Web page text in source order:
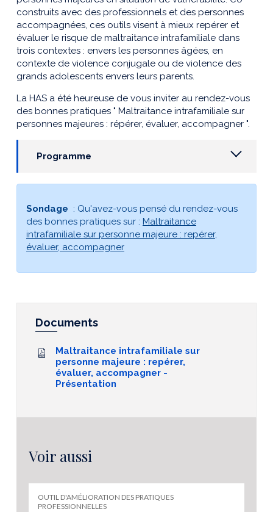
construits avec des professionnels et des personnes
accompagnées, ces outils visent à mieux repérer et
évaluer le risque de maltraitance intrafamiliale dans
trois contextes : envers les personnes âgées, en
contexte de violence conjugale ou de violence des
grands adolescents envers leurs parents.
La HAS a été heureuse de vous inviter au rendez-vous
des bonnes pratiques " Maltraitance intrafamiliale sur
personnes majeures : répérer, évaluer, accompagner ".
Programme
Sondage : Qu'avez-vous pensé du rendez-vous
des bonnes pratiques sur : Maltraitance
intrafamiliale sur personne majeure : repérer,
évaluer, accompagner
Documents
Maltraitance intrafamiliale sur
personne majeure : repérer,
évaluer, accompagner -
Présentation
Voir aussi
OUTIL D'AMÉLIORATION DES PRATIQUES
PROFESSIONNELLES